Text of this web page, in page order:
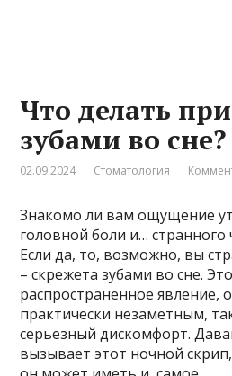
Что делать
зубами во сне?
02.09.2024 Стоматология
Знакомо ли вам ощущение
головной боли и… странного
Если да, то, возможно, вы
– скрежета зубами во сне.
распространенное явление,
практически незаметным,
серьезный дискомфорт.
вызывает этот ночной